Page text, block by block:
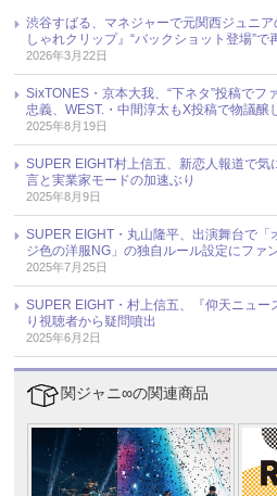
渋谷すばる、マネジャーで元関西ジュニ
しゃれクリップ』“バックショット登場”で
2026年3月22日
SixTONES・京本大我、“下ネタ”投稿で
忠義、WEST.・中間淳太もX投稿で物議醸
2025年8月19日
SUPER EIGHT村上信五、新恋人報道で気
言と実業家モードの加速ぶり
2025年8月9日
SUPER EIGHT・丸山隆平、出演舞台で「
ジ色の洋服NG」の独自ルール設定にファ
2025年7月25日
SUPER EIGHT・村上信五、『仰天ニュ
り視聴者から疑問噴出
2025年6月2日
関ジャニ∞の関連商品